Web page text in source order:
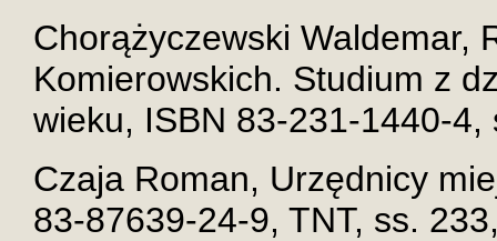
Chorążyczewski Waldemar,
Komierowskich. Studium z
wieku, ISBN 83-231-1440-4,
Czaja Roman, Urzędnicy
83-87639-24-9, TNT, ss.